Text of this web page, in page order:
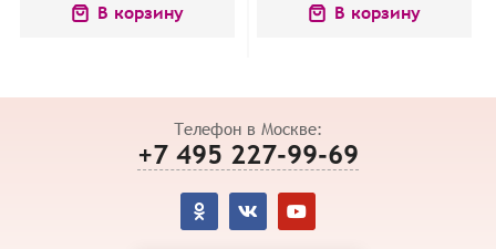
В корзину В корзину
Телефон в Москве:
+7 495 227-99-69